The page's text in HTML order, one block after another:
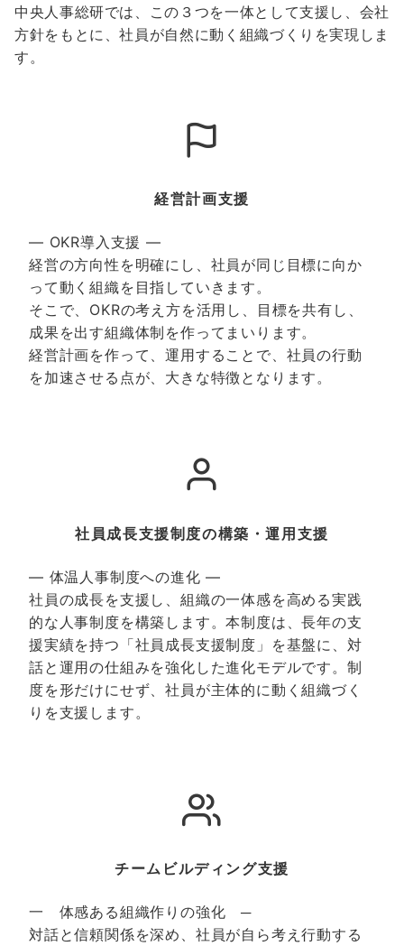
中央人事総研では、この３つを一体として支援し、会社
方針をもとに、社員が自然に動く組織づくりを実現しま
す。
経営計画支援
― OKR導入支援 ―
経営の方向性を明確にし、社員が同じ目標に向か
って動く組織を目指していきます。
そこで、OKRの考え方を活用し、目標を共有し、
成果を出す組織体制を作ってまいります。
経営計画を作って、運用することで、社員の行動
を加速させる点が、大きな特徴となります。
社員成長支援制度の構築・運用支援
― 体温人事制度への進化 ―
社員の成長を支援し、組織の一体感を高める実践
的な人事制度を構築します。本制度は、長年の支
援実績を持つ「社員成長支援制度」を基盤に、対
話と運用の仕組みを強化した進化モデルです。制
度を形だけにせず、社員が主体的に動く組織づく
りを支援します。
チームビルディング支援
一 体感ある組織作りの強化 ─
対話と信頼関係を深め、社員が自ら考え行動する